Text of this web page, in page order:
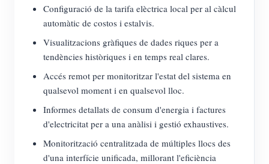
Configuració de la tarifa elèctrica local per al càlcul
automàtic de costos i estalvis.
Visualitzacions gràfiques de dades riques per a
tendències històriques i en temps real clares.
Accés remot per monitoritzar l'estat del sistema en
qualsevol moment i en qualsevol lloc.
Informes detallats de consum d'energia i factures
d'electricitat per a una anàlisi i gestió exhaustives.
Monitorització centralitzada de múltiples llocs des
d'una interfície unificada, millorant l'eficiència